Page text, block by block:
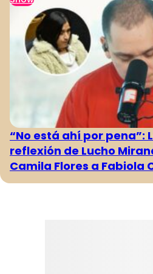
“No está ahí por pena”:
reflexión de Lucho
Camila Flores a Fabiola